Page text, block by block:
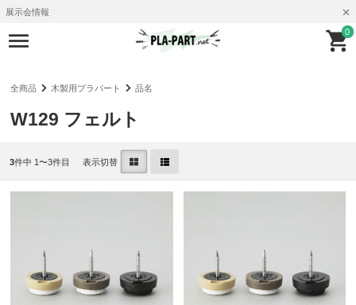
展示会情報
0
全商品 木製用プラパート 品名
W129 フェルト
3件中 1〜3件目 表示切替